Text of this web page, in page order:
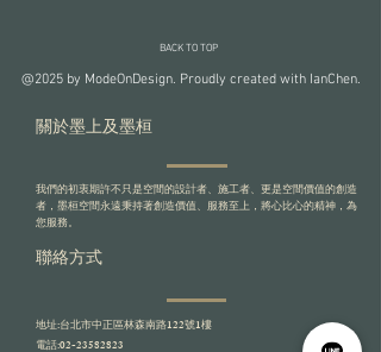
BACK TO TOP
@2025 by ModeOnDesign. Proudly created with IanChen.
關於墨上及墨桓
我們的初衷期許不只是空間的設計者、施工者、更是空間價值的創造
者，墨桓空間永遠秉持著創造價值、服務至上，將心比心的精神，為
您服務。
​聯絡方式
地址:台北市中正區林森南路122號1樓
電話:02-23582823